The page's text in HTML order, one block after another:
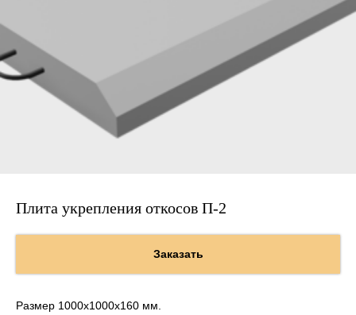
Плита укрепления откосов П-2
Заказать
Размер 1000х1000х160 мм.